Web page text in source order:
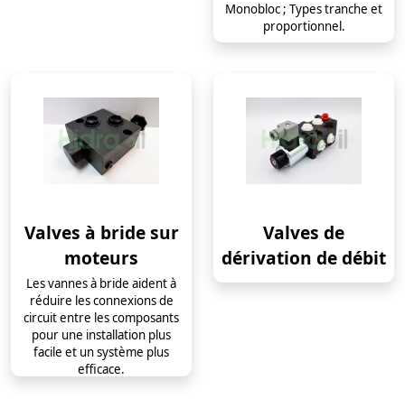
Monobloc ; Types tranche et
proportionnel.
Valves à bride sur
moteurs
Les vannes à bride aident à
réduire les connexions de
circuit entre les composants
pour une installation plus
facile et un système plus
efficace.
Valves de
dérivation de débit